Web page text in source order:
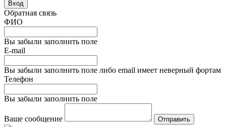
Вход
Обратная связь
ФИО
Вы забыли заполнить поле
E-mail
Вы забыли заполнить поле либо email имеет неверный фортам
Телефон
Вы забыли заполнить поле
Ваше сообщение Отправить